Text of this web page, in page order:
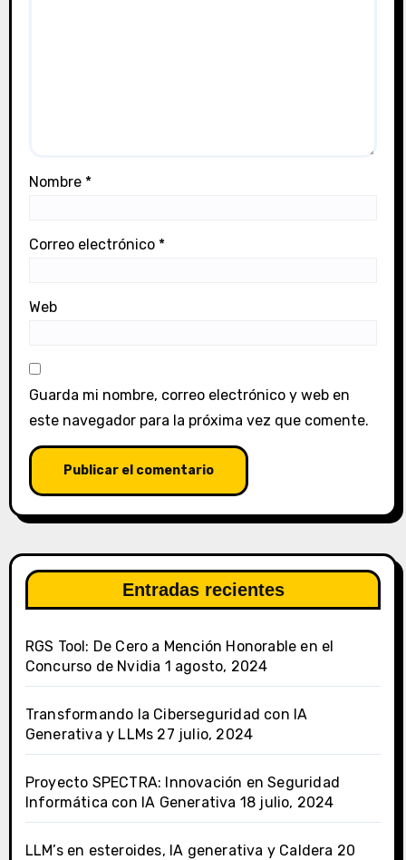
Nombre *
Correo electrónico *
Web
Guarda mi nombre, correo electrónico y web en
este navegador para la próxima vez que comente.
Entradas recientes
RGS Tool: De Cero a Mención Honorable en el
Concurso de Nvidia 1 agosto, 2024
Transformando la Ciberseguridad con IA
Generativa y LLMs 27 julio, 2024
Proyecto SPECTRA: Innovación en Seguridad
Informática con IA Generativa 18 julio, 2024
LLM’s en esteroides, IA generativa y Caldera 20